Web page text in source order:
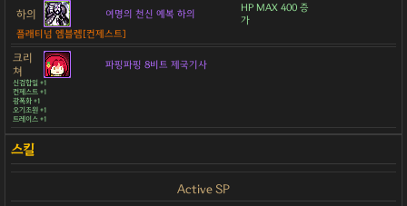
하의 여명의 천신 예복 하의
HP MAX 400 증
가
플래티넘 엠블렘[컨제스트]
크리
쳐
파핑파핑 8비트 제국기사
신검합일 +1
컨제스트 +1
광폭화 +1
오기조원 +1
트레이스 +1
Active SP